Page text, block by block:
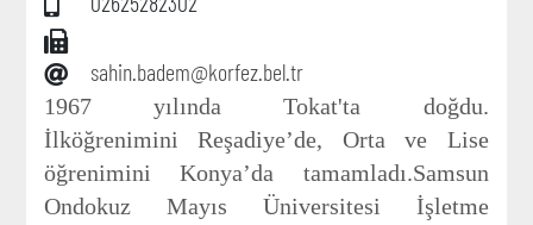
sahin.badem@korfez.bel.tr
1967 yılında Tokat'ta doğdu.
İlköğrenimini Reşadiye’de, Orta ve Lise
öğrenimini Konya’da tamamladı.Samsun
Ondokuz Mayıs Üniversitesi İşletme